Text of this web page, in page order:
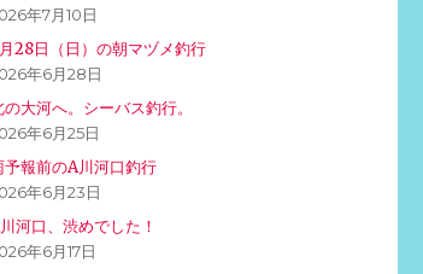
年7月10日
28日（日）の朝マヅメ釣行
年6月28日
の大河へ。シーバス釣行。
年6月25日
予報前のA川河口釣行
年6月23日
河口、渋めでした！
年6月17日